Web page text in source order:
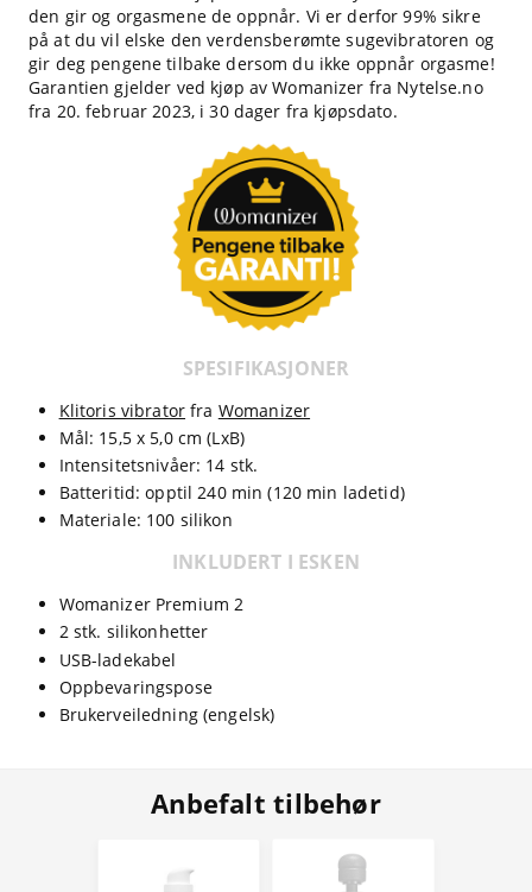
den gir og orgasmene de oppnår. Vi er derfor 99% sikre
på at du vil elske den verdensberømte sugevibratoren og
gir deg pengene tilbake dersom du ikke oppnår orgasme!
Garantien gjelder ved kjøp av Womanizer fra Nytelse.no
fra 20. februar 2023, i 30 dager fra kjøpsdato.
SPESIFIKASJONER
Klitoris vibrator fra Womanizer
Mål: 15,5 x 5,0 cm (LxB)
Intensitetsnivåer: 14 stk.
Batteritid: opptil 240 min (120 min ladetid)
Materiale: 100 silikon
INKLUDERT I ESKEN
Womanizer Premium 2
2 stk. silikonhetter
USB-ladekabel
Oppbevaringspose
Brukerveiledning (engelsk)
Anbefalt tilbehør